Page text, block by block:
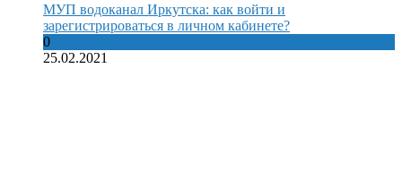
МУП водоканал Иркутска: как войти и
зарегистрироваться в личном кабинете?
0
25.02.2021